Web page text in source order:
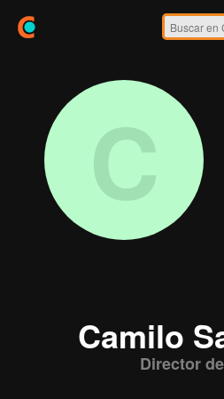
C
Camilo
Director